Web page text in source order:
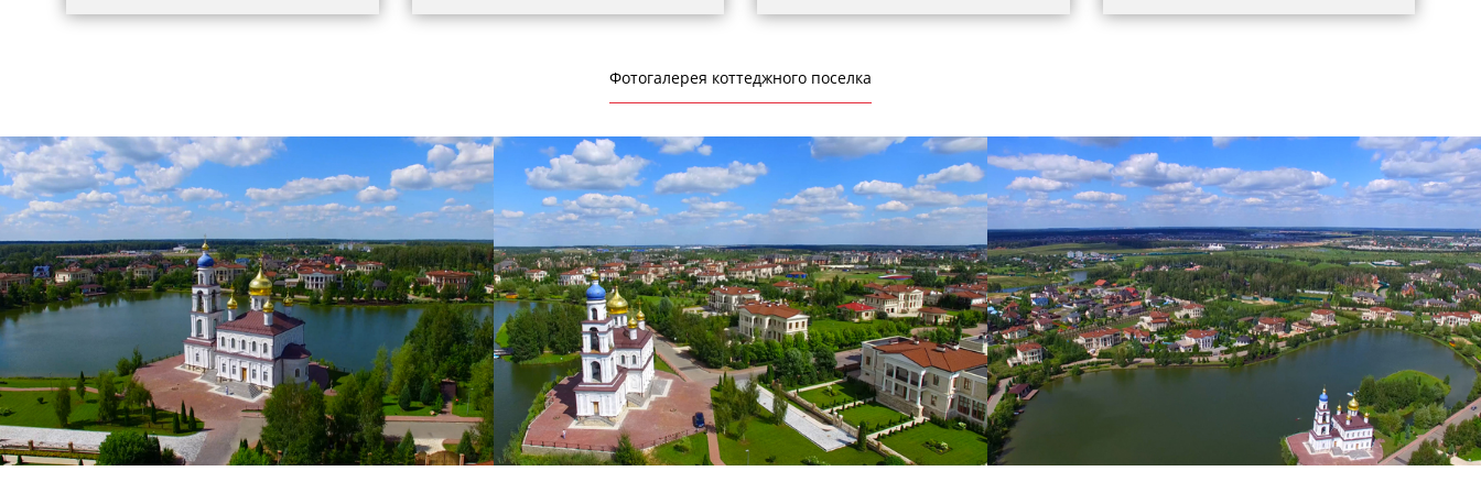
Фотогалерея коттеджного поселка